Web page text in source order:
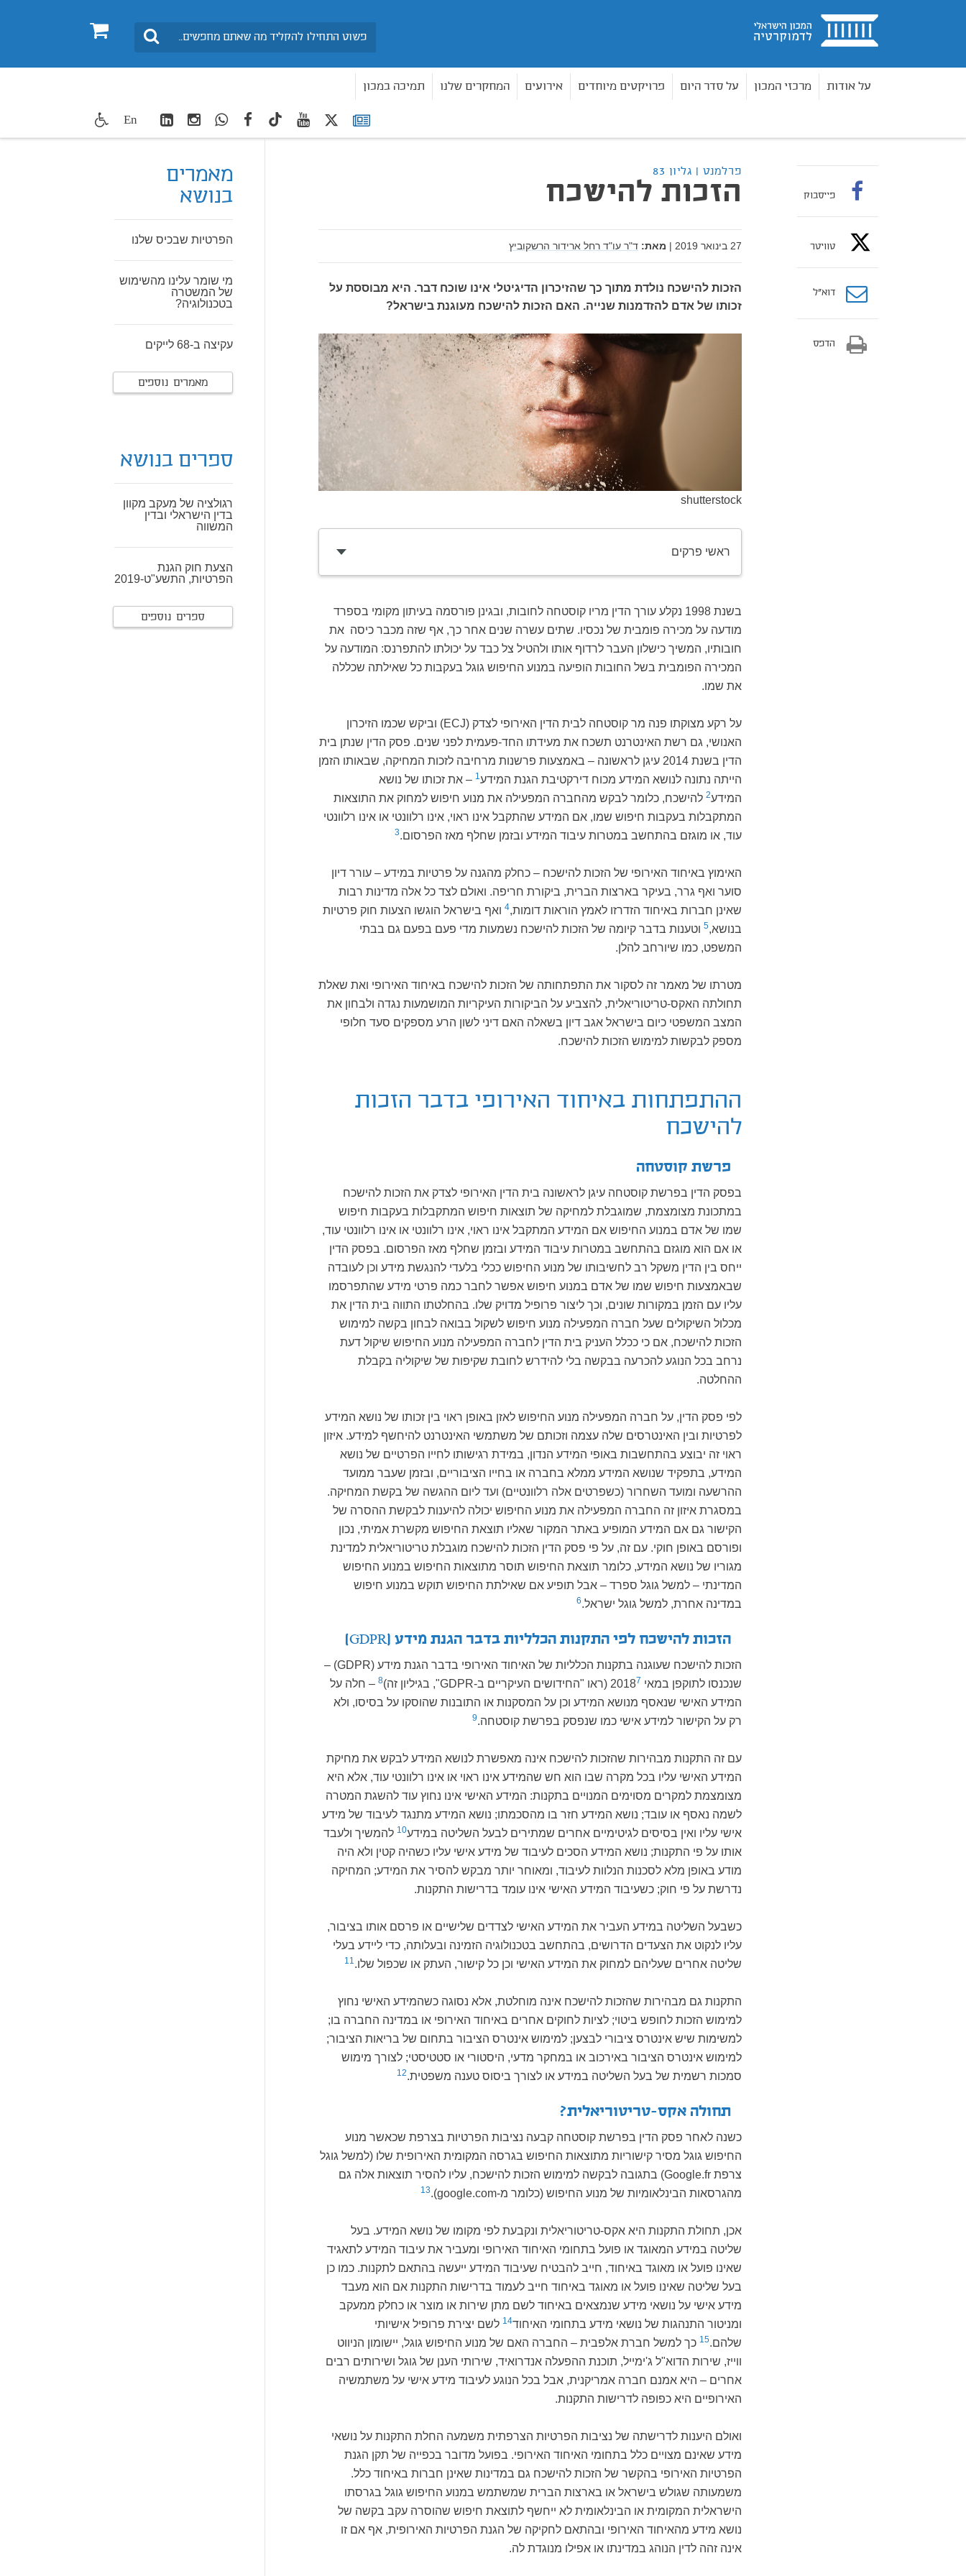
בית 0 חיפוש
על אודות מרכזי המכון על סדר היום פרויקטים מיוחדים אירועים המחקרים שלנו תמיכה במכון
רשימת
תפוצה
twitter
youtube
TikTok
facebook
WhatsApp
Instagram
LinkedIn
En
פרלמנט | גליון 83
הזכות להישכח
27 בינואר 2019 | מאת: ד"ר עו"ד רחל ארידור הרשקוביץ
הזכות להישכח נולדת מתוך כך שהזיכרון הדיגיטלי אינו שוכח דבר. היא מבוססת על
זכותו של אדם להזדמנות שנייה. האם הזכות להישכח מעוגנת בישראל?
shutterstock
ראשי פרקים
בשנת 1998 נקלע עורך הדין מריו קוסטחה לחובות, ובגינן פורסמה בעיתון מקומי בספרד
מודעה על מכירה פומבית של נכסיו. שתים עשרה שנים אחר כך, אף שזה מכבר כיסה את
חובותיו, המשיך כישלון העבר לרדוף אותו ולהטיל צל כבד על יכולתו להתפרנס: המודעה על
המכירה הפומבית בשל החובות הופיעה במנוע החיפוש גוגל בעקבות כל שאילתה שכללה
את שמו.
על רקע מצוקתו פנה מר קוסטחה לבית הדין האירופי לצדק (ECJ) וביקש שכמו הזיכרון
האנושי, גם רשת האינטרנט תשכח את מעידתו החד-פעמית לפני שנים. פסק הדין שנתן בית
הדין בשנת 2014 עיגן לראשונה – באמצעות פרשנות מרחיבה לזכות המחיקה, שבאותו הזמן
הייתה נתונה לנושא המידע מכוח דירקטיבת הגנת המידע1 – את זכותו של נושא
המידע2 להישכח, כלומר לבקש מהחברה המפעילה את מנוע חיפוש למחוק את התוצאות
המתקבלות בעקבות חיפוש שמו, אם המידע שהתקבל אינו ראוי, אינו רלוונטי או אינו רלוונטי
עוד, או מוגזם בהתחשב במטרות עיבוד המידע ובזמן שחלף מאז הפרסום.3
האימוץ באיחוד האירופי של הזכות להישכח – כחלק מהגנה על פרטיות במידע – עורר דיון
סוער ואף גרר, בעיקר בארצות הברית, ביקורת חריפה. ואולם לצד כל אלה מדינות רבות
שאינן חברות באיחוד הזדרזו לאמץ הוראות דומות,4 ואף בישראל הוגשו הצעות חוק פרטיות
בנושא,5 וטענות בדבר קיומה של הזכות להישכח נשמעות מדי פעם בפעם גם בבתי
המשפט, כמו שיורחב להלן.
מטרתו של מאמר זה לסקור את התפתחותה של הזכות להישכח באיחוד האירופי ואת שאלת
תחולתה האקס-טריטוריאלית, להצביע על הביקורות העיקריות המושמעות נגדה ולבחון את
המצב המשפטי כיום בישראל אגב דיון בשאלה האם דיני לשון הרע מספקים סעד חלופי
מספק לבקשות למימוש הזכות להישכח.
ההתפתחות באיחוד האירופי בדבר הזכות
להישכח
פרשת קוסטחה
בפסק הדין בפרשת קוסטחה עיגן לראשונה בית הדין האירופי לצדק את הזכות להישכח
במתכונת מצומצמת, שמוגבלת למחיקה של תוצאות חיפוש המתקבלות בעקבות חיפוש
שמו של אדם במנוע החיפוש אם המידע המתקבל אינו ראוי, אינו רלוונטי או אינו רלוונטי עוד,
או אם הוא מוגזם בהתחשב במטרות עיבוד המידע ובזמן שחלף מאז הפרסום. בפסק הדין
ייחס בין הדין משקל רב לחשיבותו של מנוע החיפוש ככלי בלעדי להנגשת מידע וכן לעובדה
שבאמצעות חיפוש שמו של אדם במנוע חיפוש אפשר לחבר כמה פרטי מידע שהתפרסמו
עליו עם הזמן במקורות שונים, וכך ליצור פרופיל מדויק שלו. בהחלטתו התווה בית הדין את
מכלול השיקולים שעל חברה המפעילה מנוע חיפוש לשקול בבואה לבחון בקשה למימוש
הזכות להישכח, אם כי ככלל העניק בית הדין לחברה המפעילה מנוע החיפוש שיקול דעת
נרחב בכל הנוגע להכרעה בבקשה בלי להידרש לחובת שקיפות של שיקוליה בקבלת
ההחלטה.
לפי פסק הדין, על חברה המפעילה מנוע החיפוש לאזן באופן ראוי בין זכותו של נושא המידע
לפרטיות ובין האינטרסים שלה עצמה וזכותם של משתמשי האינטרנט להיחשף למידע. איזון
ראוי זה יבוצע בהתחשבות באופי המידע הנדון, במידת רגישותו לחייו הפרטיים של נושא
המידע, בתפקיד שנושא המידע ממלא בחברה או בחייו הציבוריים, ובזמן שעבר ממועד
ההרשעה ומועד השחרור (כשפרטים אלה רלוונטיים) ועד ליום ההגשה של בקשת המחיקה.
במסגרת איזון זה החברה המפעילה את מנוע החיפוש יכולה להיענות לבקשת ההסרה של
הקישור גם אם המידע המופיע באתר המקור שאליו תוצאת החיפוש מקשרת אמיתי, נכון
ופורסם באופן חוקי. עם זה, על פי פסק הדין הזכות להישכח מוגבלת טריטוריאלית למדינת
מגוריו של נושא המידע, כלומר תוצאת החיפוש תוסר מתוצאות החיפוש במנוע החיפוש
המדינתי – למשל גוגל ספרד – אבל תופיע אם שאילתת החיפוש תוקש במנוע חיפוש
במדינה אחרת, למשל גוגל ישראל.6
הזכות להישכח לפי התקנות הכלליות בדבר הגנת מידע (GDPR)
הזכות להישכח שעוגנה בתקנות הכלליות של האיחוד האירופי בדבר הגנת מידע (GDPR
) –
שנכנסו לתוקפן במאי 2018 7 (ראו "החידושים העיקריים ב-GDPR", בגיליון זה)8 – חלה על
המידע האישי שנאסף מנושא המידע וכן על המסקנות או התובנות שהוסקו על בסיסו, ולא
רק על הקישור למידע אישי כמו שנפסק בפרשת קוסטחה.9
עם זה התקנות מבהירות שהזכות להישכח אינה מאפשרת לנושא המידע לבקש את מחיקת
המידע האישי עליו בכל מקרה שבו הוא חש שהמידע אינו ראוי או אינו רלוונטי עוד, אלא היא
מצומצמת למקרים מסוימים המנויים בתקנות: המידע האישי אינו נחוץ עוד להשגת המטרה
לשמה נאסף או עובד; נושא המידע חזר בו מהסכמתו; נושא המידע מתנגד לעיבוד של מידע
אישי עליו ואין בסיסים לגיטימיים אחרים שמתירים לבעל השליטה במידע10 להמשיך ולעבד
אותו על פי התקנות; נושא המידע הסכים לעיבוד של מידע אישי עליו כשהיה קטין ולא היה
מודע באופן מלא לסכנות הנלוות לעיבוד, ומאוחר יותר מבקש להסיר את המידע; המחיקה
נדרשת על פי חוק; כשעיבוד המידע האישי אינו עומד בדרישות התקנות.
כשבעל השליטה במידע העביר את המידע האישי לצדדים שלישיים או פרסם אותו בציבור,
עליו לנקוט את הצעדים הדרושים, בהתחשב בטכנולוגיה הזמינה ובעלותה, כדי ליידע בעלי
שליטה אחרים שעליהם למחוק את המידע האישי וכן כל קישור, העתק או שכפול שלו.11
התקנות גם מבהירות שהזכות להישכח אינה מוחלטת, אלא נסוגה כשהמידע האישי נחוץ
למימוש הזכות לחופש ביטוי; לציות לחוקים אחרים באיחוד האירופי או במדינה החברה בו;
למשימות שיש אינטרס ציבורי לבצען; למימוש אינטרס הציבור בתחום של בריאות הציבור;
למימוש אינטרס הציבור באירכוב או במחקר מדעי, היסטורי או סטטיסטי; לצורך מימוש
סמכות רשמית של בעל השליטה במידע או לצורך ביסוס טענה משפטית.12
תחולה אקס-טריטוריאלית?
כשנה לאחר פסק הדין בפרשת קוסטחה קבעה נציבות הפרטיות בצרפת שכאשר מנוע
החיפוש גוגל מסיר קישוריות מתוצאות החיפוש בגרסה המקומית האירופית שלו (למשל גוגל
צרפת Google.fr) בתגובה לבקשה למימוש הזכות להישכח, עליו להסיר תוצאות אלה גם
מהגרסאות הבינלאומיות של מנוע החיפוש (כלומר מ-google.com
).
13
אכן, תחולת התקנות היא אקס-טריטוריאלית ונקבעת לפי מקומו של נושא המידע. בעל
שליטה במידע המאוגד או פועל בתחומי האיחוד האירופי ומעביר את עיבוד המידע לתאגיד
שאינו פועל או מאוגד באיחוד, חייב להבטיח שעיבוד המידע ייעשה בהתאם לתקנות. כמו כן
בעל שליטה שאינו פועל או מאוגד באיחוד חייב לעמוד בדרישות התקנות אם הוא מעבד
מידע אישי על נושאי מידע שנמצאים באיחוד לשם מתן שירות או מוצר או כחלק ממעקב
ומניטור התנהגות של נושאי מידע בתחומי האיחוד14 לשם יצירת פרופיל אישיותי
שלהם.15 כך למשל חברת אלפבית – החברה האם של מנוע החיפוש גוגל, יישומון הניווט
ווייז, שירות הדוא"ל ג'ימייל, תוכנת ההפעלה אנדרואיד, שירותי הענן של גוגל ושירותים רבים
אחרים – היא אמנם חברה אמריקנית, אבל בכל הנוגע לעיבוד מידע אישי על משתמשיה
האירופיים היא כפופה לדרישות התקנות.
ואולם היענות לדרישתה של נציבות הפרטיות הצרפתית משמעה החלת התקנות על נושאי
מידע שאינם מצויים כלל בתחומי האיחוד האירופי. בפועל מדובר בכפייה של תקן הגנת
הפרטיות האירופי בהקשר של הזכות להישכח גם במדינות שאינן חברות באיחוד כלל.
משמעותה שגולש בישראל או בארצות הברית שמשתמש במנוע החיפוש גוגל בגרסתו
הישראלית המקומית או הבינלאומית לא ייחשף לתוצאת חיפוש שהוסרה עקב בקשה של
נושא מידע מהאיחוד האירופי ובהתאם לחקיקה של הגנת הפרטיות האירופית, אף אם זו
אינה זהה לדין הנוהג במדינתו או אפילו מנוגדת לה.
פייסבוק
טוויטר
דוא”ל
הדפס
מאמרים
בנושא
הפרטיות שבכיס שלנו
מי שומר עלינו מהשימוש
של המשטרה
בטכנולוגיה?
עקיצה ב-68 לייקים
מאמרים נוספים
ספרים בנושא
רגולציה של מעקב מקוון
בדין הישראלי ובדין
המשווה
הצעת חוק הגנת
הפרטיות, התשע"ט-2019
ספרים נוספים